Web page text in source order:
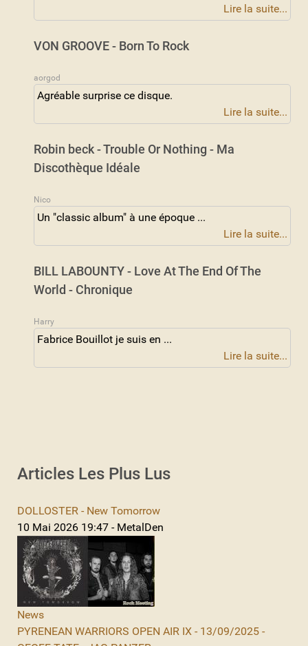
Lire la suite...
VON GROOVE - Born To Rock
aorgod
Agréable surprise ce disque.
Lire la suite...
Robin beck - Trouble Or Nothing - Ma
Discothèque Idéale
Nico
Un "classic album" à une époque ...
Lire la suite...
BILL LABOUNTY - Love At The End Of The
World - Chronique
Harry
Fabrice Bouillot je suis en ...
Lire la suite...
Articles Les Plus Lus
DOLLOSTER - New Tomorrow
10 Mai 2026 19:47 - MetalDen
News
PYRENEAN WARRIORS OPEN AIR IX - 13/09/2025 -